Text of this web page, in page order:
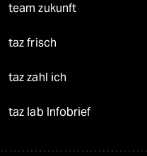
team zukunft
taz frisch
taz zahl ich
taz lab Infobrief